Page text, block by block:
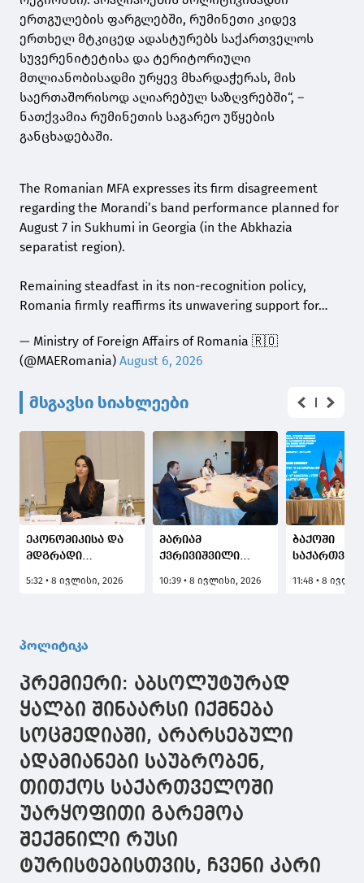
ერთგულების ფარგლებში, რუმინეთი კიდევ
ერთხელ მტკიცედ ადასტურებს საქართველოს
სუვერენიტეტისა და ტერიტორიული
მთლიანობისადმი ურყევ მხარდაჭერას, მის
საერთაშორისოდ აღიარებულ საზღვრებში“, –
ნათქვამია რუმინეთის საგარეო უწყების
განცხადებაში.
The Romanian MFA expresses its firm disagreement
regarding the Morandi’s band performance planned for
August 7 in Sukhumi in Georgia (in the Abkhazia
separatist region).
Remaining steadfast in its non-recognition policy,
Romania firmly reaffirms its unwavering support for…
— Ministry of Foreign Affairs of Romania 🇷🇴
(@MAERomania) August 6, 2026
მსგავსი სიახლეები
ეკონომიკისა და
მდგრადი
მინისტრი მარიამ
უნგრეთის
მაღალი რანგის
წარმომადგენლებთან
ერთად, „მწვანე
ენერგეტიკული
დერეფნის“ მე-12
მინისტერიალში
მიიღებს
5:32 • 8 ივლისი, 2026
მარიამ
ქვრივიშვილი
ენერგეტიკის
სახელმწიფო
მდივანს და
რუმინეთის
ენერგეტიკის
სამინიტროს
სახელმწიფო
მდივანს შეხვდა
10:39 • 8 ივლისი, 2026
ბაქოში
11:48 • 8
პოლიტიკა
პრემიერი: აბსოლუტურად
ყალბი შინაარსი იქმნება
სოცმედიაში, არარსებული
ადამიანები საუბრობენ,
თითქოს საქართველოში
უარყოფითი გარემოა
შექმნილი რუსი
ტურისტებისთვის, ჩვენი კარი